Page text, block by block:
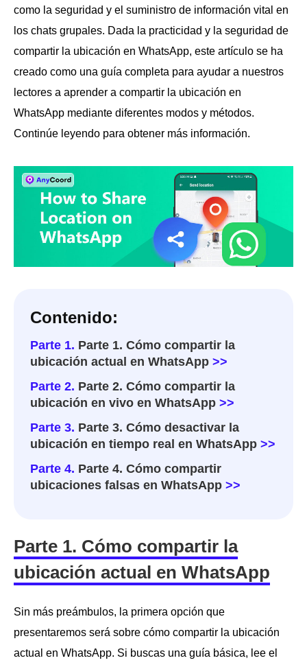
como la seguridad y el suministro de información vital en
los chats grupales. Dada la practicidad y la seguridad de
compartir la ubicación en WhatsApp, este artículo se ha
creado como una guía completa para ayudar a nuestros
lectores a aprender a compartir la ubicación en
WhatsApp mediante diferentes modos y métodos.
Continúe leyendo para obtener más información.
Contenido:
Parte 1. Parte 1. Cómo compartir la
ubicación actual en WhatsApp >>
Parte 2. Parte 2. Cómo compartir la
ubicación en vivo en WhatsApp >>
Parte 3. Parte 3. Cómo desactivar la
ubicación en tiempo real en WhatsApp >>
Parte 4. Parte 4. Cómo compartir
ubicaciones falsas en WhatsApp >>
Parte 1. Cómo compartir la
ubicación actual en WhatsApp
Sin más preámbulos, la primera opción que
presentaremos será sobre cómo compartir la ubicación
actual en WhatsApp. Si buscas una guía básica, lee el